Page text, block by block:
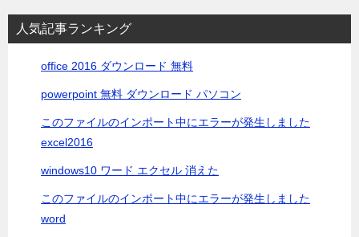
シ人気記事ランキング
office 2016 ダウンロード 無料
powerpoint 無料 ダウンロード パソコン
このファイルのインポート中にエラーが発生しました
excel2016
windows10 ワード エクセル 消えた
このファイルのインポート中にエラーが発生しました
word